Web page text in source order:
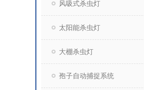
风吸式杀虫灯
太阳能杀虫灯
大棚杀虫灯
孢子自动捕捉系统